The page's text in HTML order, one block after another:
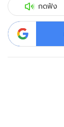
กดฟัง